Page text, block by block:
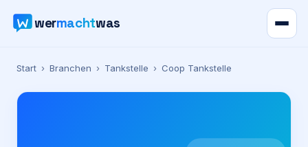
wermachtwas
Verzeichnis
Karte
Start › Branchen › Tankstelle › Coop Tankstelle